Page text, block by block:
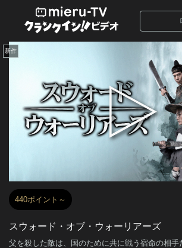
新作
440ポイント～
スウォード・オブ・ウォーリアーズ
父を殺した敵は、国のために共に戦う宿命の相